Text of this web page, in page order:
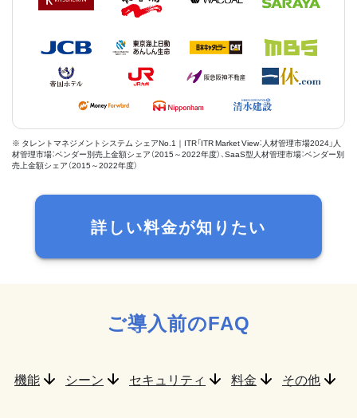
※ タレントマネジメントシステム シェアNo.1｜ITR「ITR Market View：人材管理市場2024」人
材管理市場：ベンダー別売上金額シェア（2015～2022年度）、SaaS型人材管理市場：ベンダー別
売上金額シェア（2015～2022年度）
詳しい料金が知りたい
ご導入前のFAQ
機能 シーン セキュリティ 料金 その他